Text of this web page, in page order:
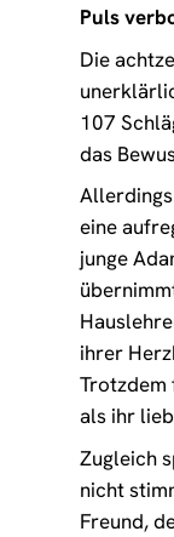
Puls
Die
107
das
eine
junge
ihrer
Trotzdem
als ihr
Zugleich
nicht
Freund,